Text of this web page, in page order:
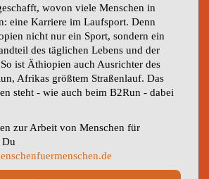
wovon viele Menschen in
eine Karriere im Laufsport. Denn
nicht nur ein Sport, sondern ein
des täglichen Lebens und der
ist Äthiopien auch Ausrichter des
Afrikas größtem Straßenlauf. Das
steht - wie auch beim B2Run - dabei
zur Arbeit von Menschen für
Du